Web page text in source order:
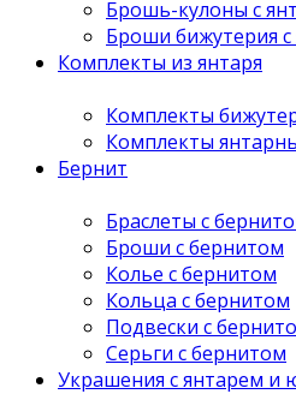
Брошь-кулоны с
Броши бижутерия
Комплекты из янтаря
Комплекты
Комплекты
Бернит
Браслеты с
Броши с бернитом
Колье с бернитом
Кольца с бернитом
Подвески с
Серьги с бернитом
Украшения с янтарем и